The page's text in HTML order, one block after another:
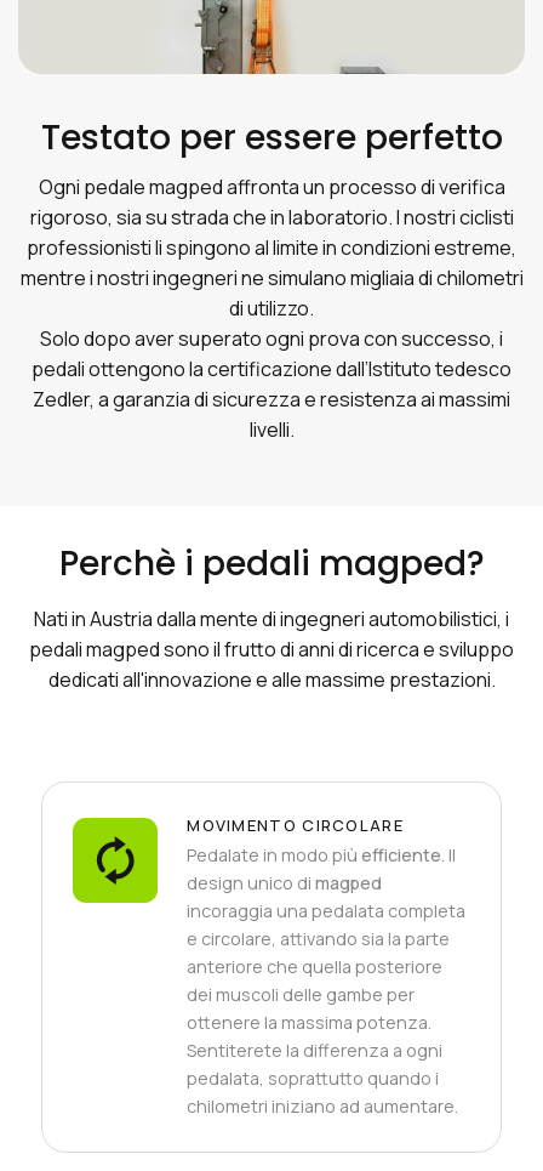
Testato per essere perfetto
Ogni pedale magped affronta un processo di verifica
rigoroso, sia su strada che in laboratorio. I nostri ciclisti
professionisti li spingono al limite in condizioni estreme,
mentre i nostri ingegneri ne simulano migliaia di chilometri
di utilizzo.
Solo dopo aver superato ogni prova con successo, i
pedali ottengono la certificazione dall’Istituto tedesco
Zedler, a garanzia di sicurezza e resistenza ai massimi
livelli.
Perchè i pedali magped?
Nati in Austria dalla mente di ingegneri automobilistici, i
pedali magped sono il frutto di anni di ricerca e sviluppo
dedicati all'innovazione e alle massime prestazioni.
MOVIMENTO CIRCOLARE
Pedalate in modo piùefficiente. Il
design unico dimagped
incoraggia una pedalata completa
e circolare, attivando sia la parte
anteriore che quella posteriore
dei muscoli delle gambe per
ottenere la massima potenza.
Sentiterete la differenza a ogni
pedalata, soprattutto quando i
chilometri iniziano ad aumentare.